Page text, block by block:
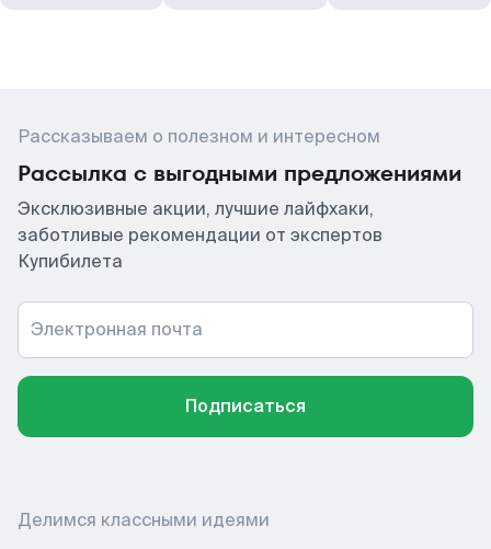
Рассказываем о полезном и интересном
Рассылка с выгодными предложениями
Эксклюзивные акции, лучшие лайфхаки,
заботливые рекомендации от экспертов
Купибилета
Электронная почта
Подписаться
Делимся классными идеями